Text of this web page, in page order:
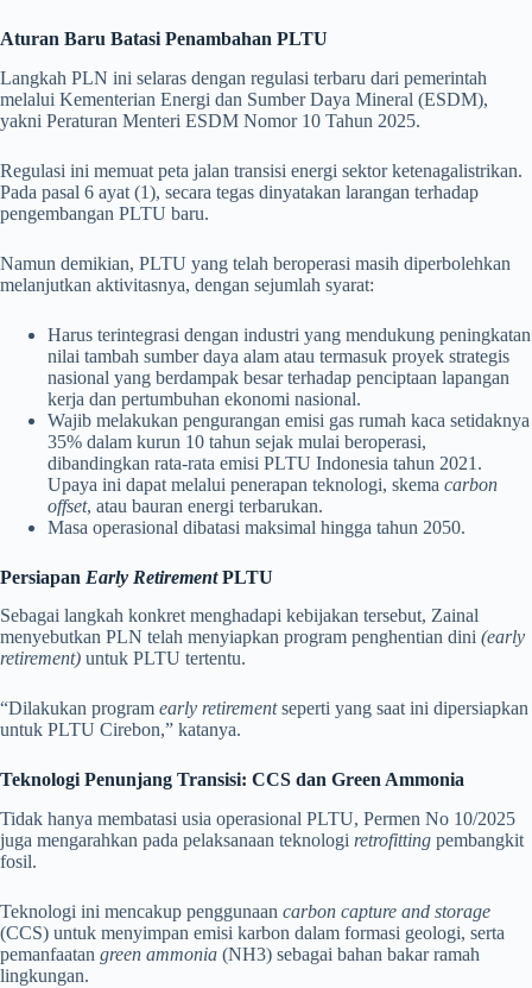
Aturan Baru Batasi Penambahan PLTU
Langkah PLN ini selaras dengan regulasi terbaru dari pemerintah
melalui Kementerian Energi dan Sumber Daya Mineral (ESDM),
yakni Peraturan Menteri ESDM Nomor 10 Tahun 2025.
Regulasi ini memuat peta jalan transisi energi sektor ketenagalistrikan.
Pada pasal 6 ayat (1), secara tegas dinyatakan larangan terhadap
pengembangan PLTU baru.
Namun demikian, PLTU yang telah beroperasi masih diperbolehkan
melanjutkan aktivitasnya, dengan sejumlah syarat:
Harus terintegrasi dengan industri yang mendukung peningkatan
nilai tambah sumber daya alam atau termasuk proyek strategis
nasional yang berdampak besar terhadap penciptaan lapangan
kerja dan pertumbuhan ekonomi nasional.
Wajib melakukan pengurangan emisi gas rumah kaca setidaknya
35% dalam kurun 10 tahun sejak mulai beroperasi,
dibandingkan rata-rata emisi PLTU Indonesia tahun 2021.
Upaya ini dapat melalui penerapan teknologi, skema carbon
offset, atau bauran energi terbarukan.
Masa operasional dibatasi maksimal hingga tahun 2050.
Persiapan Early RetirementPLTU
Sebagai langkah konkret menghadapi kebijakan tersebut, Zainal
menyebutkan PLN telah menyiapkan program penghentian dini (early
retirement) untuk PLTU tertentu.
“Dilakukan program early retirementseperti yang saat ini dipersiapkan
untuk PLTU Cirebon,” katanya.
Teknologi Penunjang Transisi: CCS dan Green Ammonia
Tidak hanya membatasi usia operasional PLTU, Permen No 10/2025
juga mengarahkan pada pelaksanaan teknologi retrofitting pembangkit
fosil.
Teknologi ini mencakup penggunaan carbon capture and storage
(CCS) untuk menyimpan emisi karbon dalam formasi geologi, serta
pemanfaatan green ammonia (NH3) sebagai bahan bakar ramah
lingkungan.